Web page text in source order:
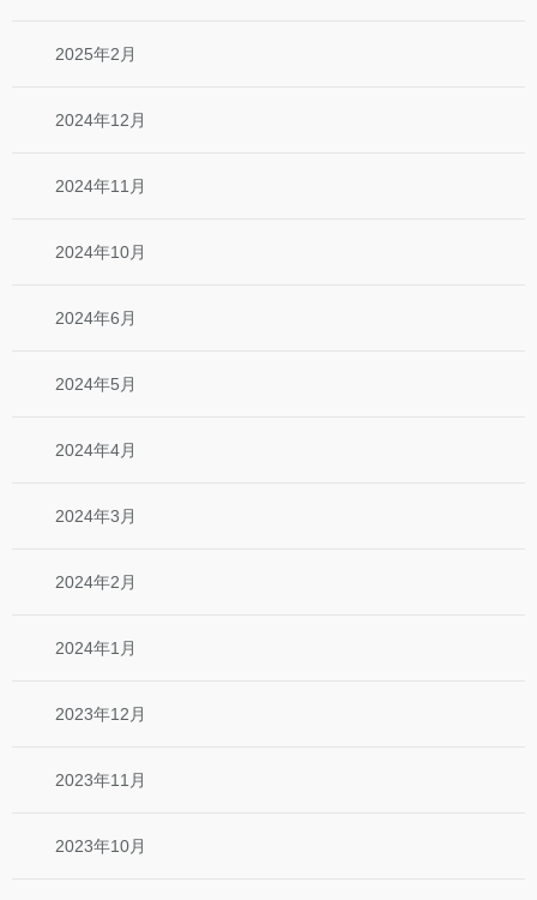
2025年2月
2024年12月
2024年11月
2024年10月
2024年6月
2024年5月
2024年4月
2024年3月
2024年2月
2024年1月
2023年12月
2023年11月
2023年10月